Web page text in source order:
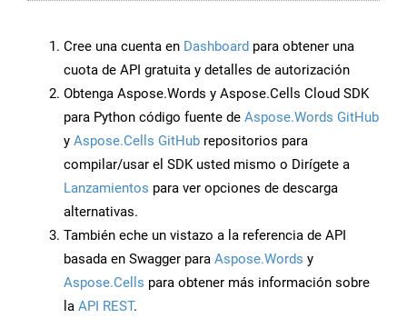
Cree una cuenta en Dashboard para obtener una
cuota de API gratuita y detalles de autorización
Obtenga Aspose.Words y Aspose.Cells Cloud SDK
para Python código fuente de Aspose.Words GitHub
y Aspose.Cells GitHub repositorios para
compilar/usar el SDK usted mismo o Dirígete a
Lanzamientos para ver opciones de descarga
alternativas.
También eche un vistazo a la referencia de API
basada en Swagger para Aspose.Words y
Aspose.Cells para obtener más información sobre
la API REST.